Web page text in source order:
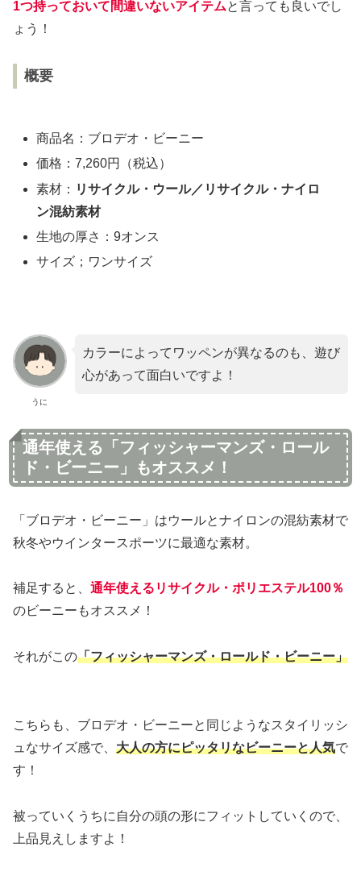
1つ持っておいて間違いないアイテムと言っても良いでし
ょう！
概要
商品名：ブロデオ・ビーニー
価格：7,260円（税込）
素材： リサイクル・ウール／リサイクル・ナイロ
ン混紡素材
生地の厚さ：9オンス
サイズ；ワンサイズ
うに
カラーによってワッペンが異なるのも、遊び
心があって面白いですよ！
通年使える「フィッシャーマンズ・ロール
ド・ビーニー」もオススメ！
「ブロデオ・ビーニー」はウールとナイロンの混紡素材で
秋冬やウインタースポーツに最適な素材。
補足すると、 通年使えるリサイクル・ポリエステル100％
のビーニーもオススメ！
それがこの「フィッシャーマンズ・ロールド・ビーニー」
こちらも、ブロデオ・ビーニーと同じようなスタイリッシ
ュなサイズ感で、 大人の方にピッタリなビーニーと人気で
す！
被っていくうちに自分の頭の形にフィットしていくので、
上品見えしますよ！